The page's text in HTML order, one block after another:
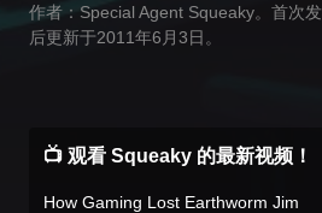
作者：Special Agent Squeaky。首次
后更新于2011年6月3日。
📺 观看 Squeaky 的最新视频！
How Gaming Lost Earthworm Jim